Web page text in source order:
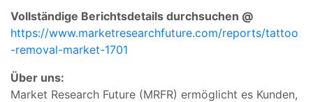
Vollständige Berichtsdetails durchsuchen @
https://www.marketresearchfuture.com/reports/tattoo
-removal-market-1701
Über uns:
Market Research Future (MRFR) ermöglicht es Kunden,